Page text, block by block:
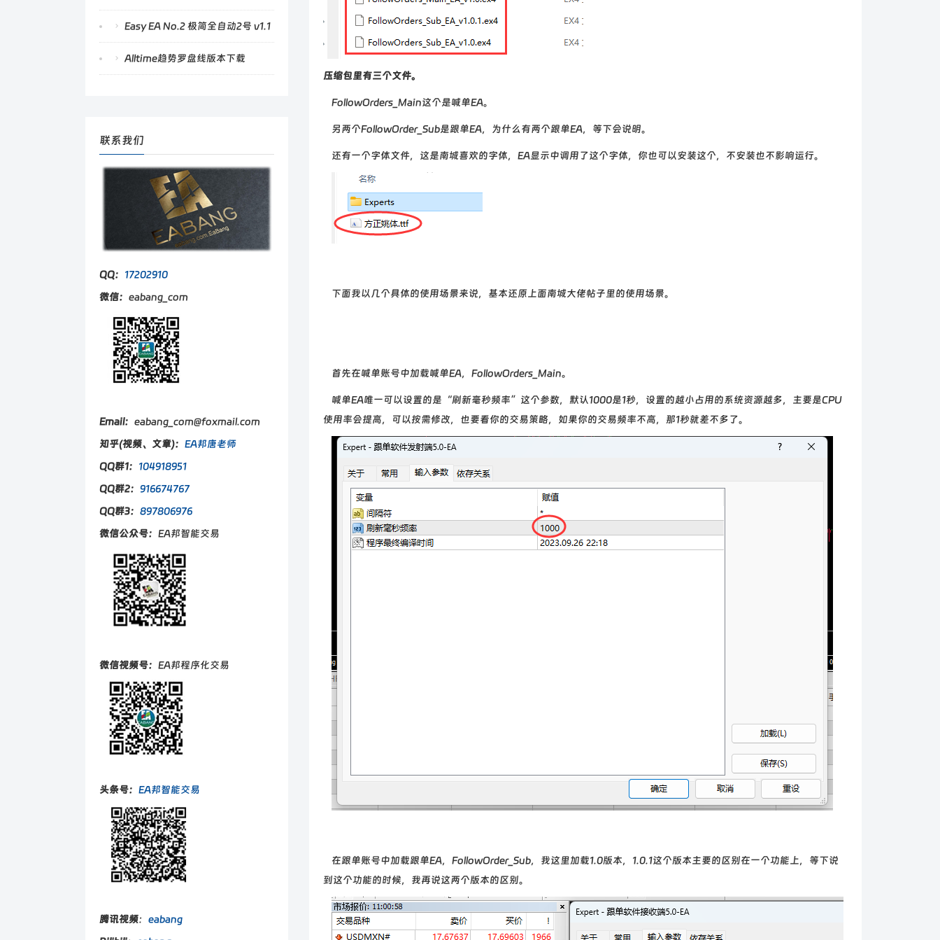
Easy EA No.2 极简全自动2号 v1.1
Alltime趋势罗盘线版本下载
联系我们
QQ： 17202910
微信： eabang_com
Email： eabang_com@foxmail.com
知乎(视频、文章)： EA邦唐老师
QQ群1： 104918951
QQ群2： 916674767
QQ群3： 897806976
微信公众号： EA邦智能交易
微信视频号： EA邦程序化交易
头条号： EA邦智能交易
腾讯视频： eabang
压缩包里有三个文件。
FollowOrders_Main这个是喊单EA。
另两个FollowOrder_Sub是跟单EA，为什么有两个跟单EA，等下会说明。
还有一个字体文件，这是南城喜欢的字体，EA显示中调用了这个字体，你也可以安装这个，不安装也不影响运行。
下面我以几个具体的使用场景来说，基本还原上面南城大佬帖子里的使用场景。
首先在喊单账号中加载喊单EA， FollowOrders_Main。
喊单EA唯一可以设置的是“刷新毫秒频率”这个参数，默认1000是1秒，设置的越小占用的系统资源越多，主要是CPU
使用率会提高，可以按需修改，也要看你的交易策略，如果你的交易频率不高，那1秒就差不多了。
在跟单账号中加载跟单EA， FollowOrder_Sub，我这里加载1.0版本，1.0.1这个版本主要的区别在一个功能上，等下说
到这个功能的时候，我再说这两个版本的区别。